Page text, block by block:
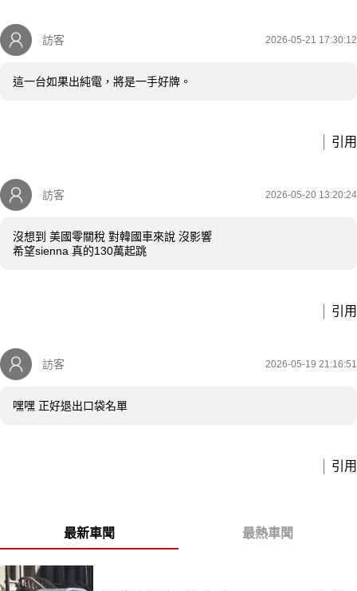
訪客 2026-05-21 17:30:12
這一台如果出純電，將是一手好牌。
引用
訪客 2026-05-20 13:20:24
沒想到 美國零關稅 對韓國車來說 沒影響
希望sienna 真的130萬起跳
引用
訪客 2026-05-19 21:16:51
嘿嘿 正好退出口袋名單
引用
最新車聞 最熱車聞